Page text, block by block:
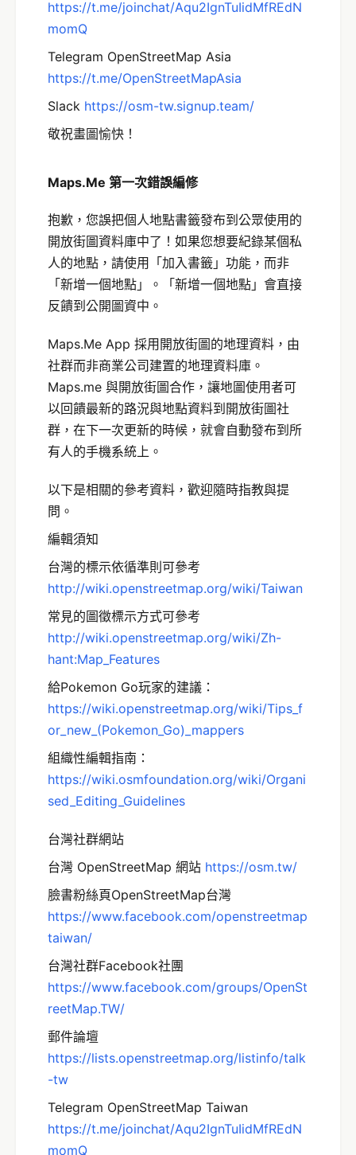
https://t.me/joinchat/Aqu2IgnTuIidMfREdN
momQ
Telegram OpenStreetMap Asia
https://t.me/OpenStreetMapAsia
Slack https://osm-tw.signup.team/
敬祝畫圖愉快！
Maps.Me 第一次錯誤編修
抱歉，您誤把個人地點書籤發布到公眾使用的
開放街圖資料庫中了！如果您想要紀錄某個私
人的地點，請使用「加入書籤」功能，而非
「新增一個地點」。「新增一個地點」會直接
反饋到公開圖資中。
Maps.Me App 採用開放街圖的地理資料，由
社群而非商業公司建置的地理資料庫。
Maps.me 與開放街圖合作，讓地圖使用者可
以回饋最新的路況與地點資料到開放街圖社
群，在下一次更新的時候，就會自動發布到所
有人的手機系統上。
以下是相關的參考資料，歡迎隨時指教與提
問。
編輯須知
台灣的標示依循準則可參考
http://wiki.openstreetmap.org/wiki/Taiwan
常見的圖徵標示方式可參考
http://wiki.openstreetmap.org/wiki/Zh-
hant:Map_Features
給Pokemon Go玩家的建議：
https://wiki.openstreetmap.org/wiki/Tips_f
or_new_(Pokemon_Go)_mappers
組織性編輯指南：
https://wiki.osmfoundation.org/wiki/Organi
sed_Editing_Guidelines
台灣社群網站
台灣 OpenStreetMap 網站 https://osm.tw/
臉書粉絲頁OpenStreetMap台灣
https://www.facebook.com/openstreetmap
taiwan/
台灣社群Facebook社團
https://www.facebook.com/groups/OpenSt
reetMap.TW/
郵件論壇
https://lists.openstreetmap.org/listinfo/talk
-tw
Telegram OpenStreetMap Taiwan
https://t.me/joinchat/Aqu2IgnTuIidMfREdN
momQ